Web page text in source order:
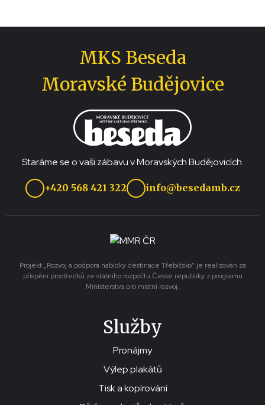
MKS Beseda
Moravské Budějovice
Staráme se o vaši zábavu v Moravských Budějovicích.
+420 568 421 322 info@besedamb.cz
Projekt „Rozvoj a podpora nabídky destinace Třebíčsko“ je realizován za
přispění prostředků ze státního rozpočtu České republiky z programu
Ministerstva pro místní rozvoj.
Služby
Pronájmy
Výlep plakátů
Tisk a kopírování